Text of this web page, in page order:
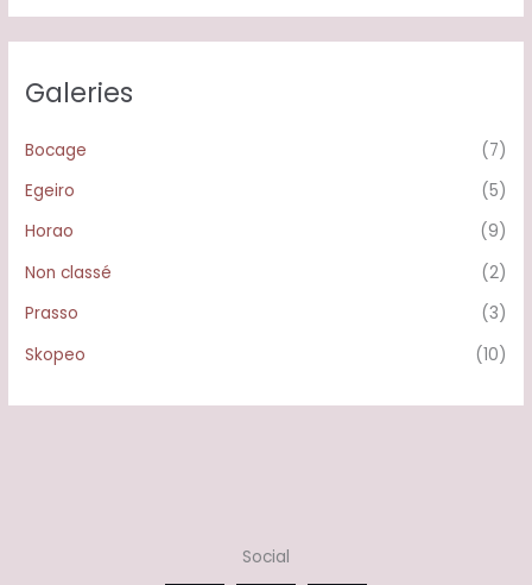
Galeries
Bocage
(7)
Egeiro
(5)
Horao
(9)
Non classé
(2)
Prasso
(3)
Skopeo
(10)
Social